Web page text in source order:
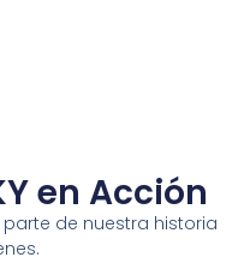
en Acción
de nuestra historia